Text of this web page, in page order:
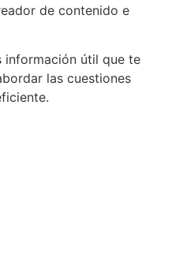
de contenido e
información útil que te
las cuestiones